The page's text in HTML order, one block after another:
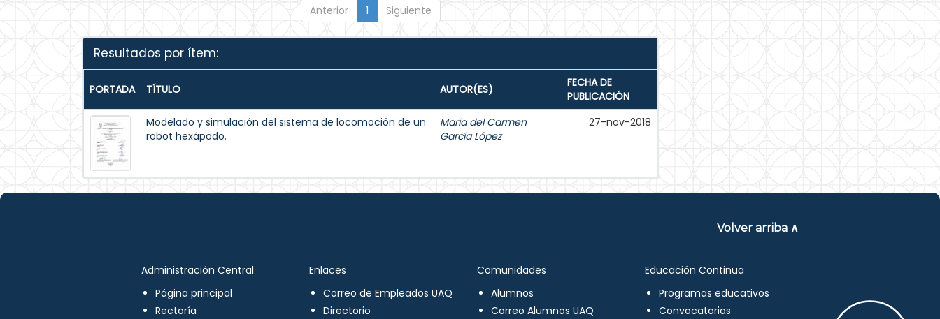
Anterior 1 Siguiente
Resultados por ítem:
PORTADA TÍTULO AUTOR(ES)
FECHA DE
PUBLICACIÓN
Modelado y simulación del sistema de locomoción de un
robot hexápodo.
María del Carmen
García López
27-nov-2018
Volver arriba ∧
Administración Central
Página principal
Rectoría
Enlaces
Correo de Empleados UAQ
Directorio
Comunidades
Alumnos
Correo Alumnos UAQ
Educación Continua
Programas educativos
Convocatorias